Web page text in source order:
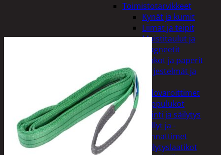
Toimistotarvikkeet
Kynät ja kumit
Liimat ja teipit
Muistitaulut ja
magneetit
Vihkot ja paperit
Turvajärjestelmät ja
lukitus
Palovaroittimet
Riippulukot
Varastointi ja säilytys
Hyllyt ja -
kannattimet
Säilytyslaatikot